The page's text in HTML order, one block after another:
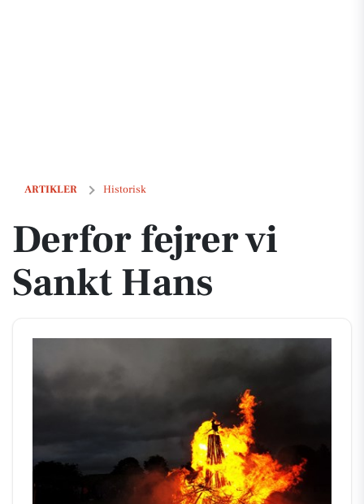
ARTIKLER Historisk
Derfor fejrer vi Sankt Hans
Derfor fejrer vi
Sankt Hans